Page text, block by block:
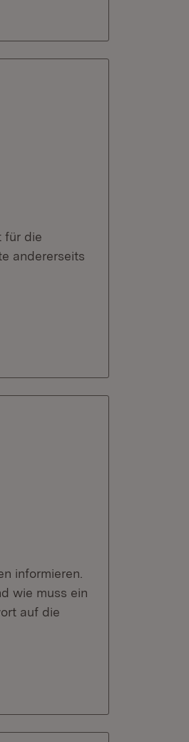
für die
andererseits
informieren.
wie muss ein
auf die